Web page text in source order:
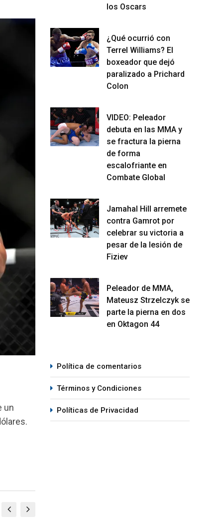
un
los Oscars
¿Qué ocurrió con
Terrel Williams? El
boxeador que dejó
paralizado a Prichard
Colon
VIDEO: Peleador
debuta en las MMA y
se fractura la pierna
de forma
escalofriante en
Combate Global
Jamahal Hill arremete
contra Gamrot por
celebrar su victoria a
pesar de la lesión de
Fiziev
Peleador de MMA,
Mateusz Strzelczyk se
parte la pierna en dos
en Oktagon 44
Política de comentarios
Términos y Condiciones
Políticas de Privacidad